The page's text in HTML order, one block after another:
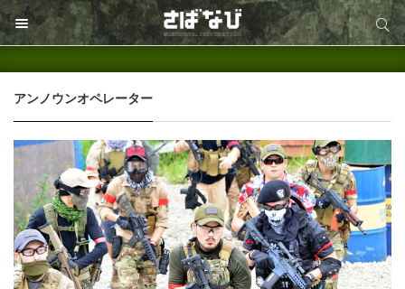
サイト内検索
アンノウンオペレーター
サイト内検索